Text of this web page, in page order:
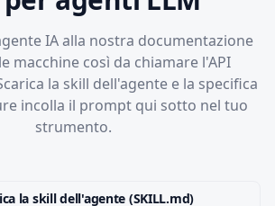
IA alla nostra documentazione
macchine così da chiamare l'API
la skill dell'agente e la specifica
incolla il prompt qui sotto nel tuo
strumento.
la skill dell'agente (SKILL.md)